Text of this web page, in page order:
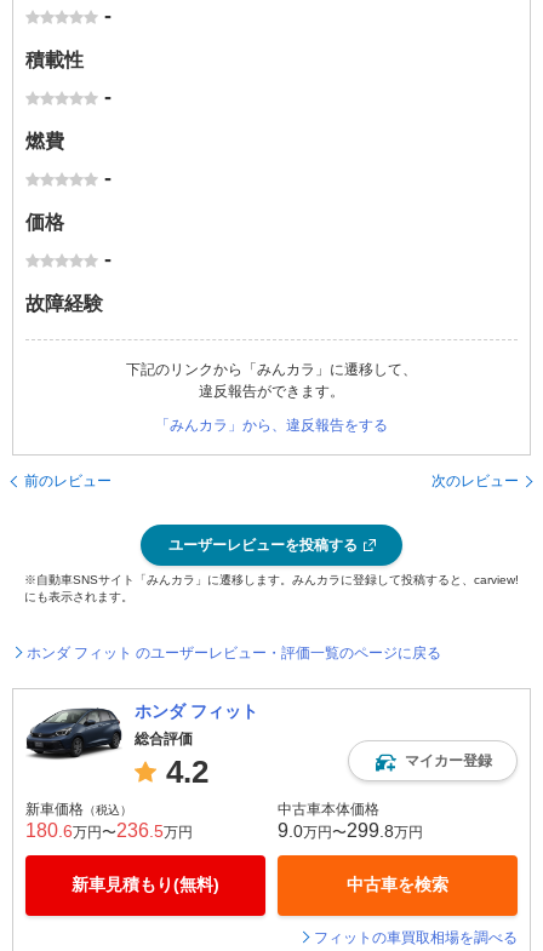
-
積載性
-
燃費
-
価格
-
故障経験
下記のリンクから「みんカラ」に遷移して、
違反報告ができます。
「みんカラ」から、違反報告をする
前のレビュー 次のレビュー
ユーザーレビューを投稿する
※自動車SNSサイト「みんカラ」に遷移します。みんカラに登録して投稿すると、carview!
にも表示されます。
ホンダ フィット のユーザーレビュー・評価一覧のページに戻る
ホンダ フィット
総合評価
4.2 マイカー登録
新車価格 （税込）
180 .6万円〜236 .5万円
新車見積もり(無料)
中古車本体価格
9 .0万円〜299 .8万円
中古車を検索
フィットの車買取相場を調べる